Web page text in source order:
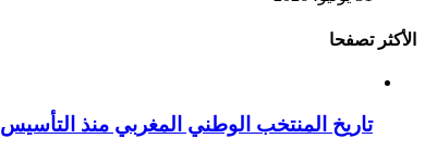
الأكثر تصفحا
تاريخ المنتخب الوطني المغربي منذ التأسيس